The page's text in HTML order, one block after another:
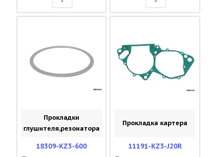
Прокладки
глушителя,резонатора
18309-KZ3-600
Прокладка картера
11191-KZ3-J20R